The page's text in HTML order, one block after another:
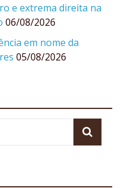
e extrema direita na
06/08/2026
em nome da
05/08/2026